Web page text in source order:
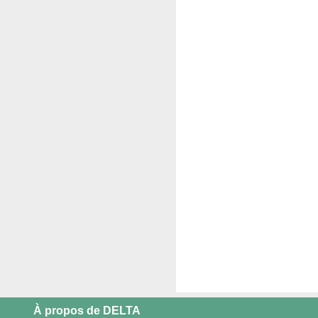
À propos de DELTA